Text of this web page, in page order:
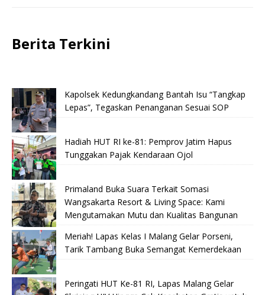
Berita Terkini
Kapolsek Kedungkandang Bantah Isu “Tangkap
Lepas”, Tegaskan Penanganan Sesuai SOP
Hadiah HUT RI ke-81: Pemprov Jatim Hapus
Tunggakan Pajak Kendaraan Ojol
Primaland Buka Suara Terkait Somasi
Wangsakarta Resort & Living Space: Kami
Mengutamakan Mutu dan Kualitas Bangunan
Meriah! Lapas Kelas I Malang Gelar Porseni,
Tarik Tambang Buka Semangat Kemerdekaan
Peringati HUT Ke-81 RI, Lapas Malang Gelar